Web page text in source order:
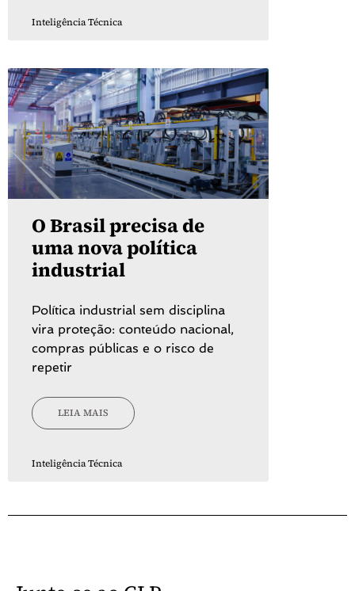
Inteligência Técnica
O Brasil precisa de
uma nova política
industrial
Política industrial sem disciplina
vira proteção: conteúdo nacional,
compras públicas e o risco de
repetir
LEIA MAIS
Inteligência Técnica